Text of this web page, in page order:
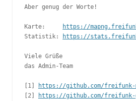
Aber genug der Worte!
Karte:
https://
Statistik:
https://
Viele Grüße
das Admin-Team
[1]
https://github.com/freifunk-
[2]
https://github.com/freifunk-